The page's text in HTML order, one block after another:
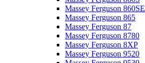
Massey Ferguson 860SE
Massey Ferguson 865
Massey Ferguson 87
Massey Ferguson 8780
Massey Ferguson 8XP
Massey Ferguson 9520